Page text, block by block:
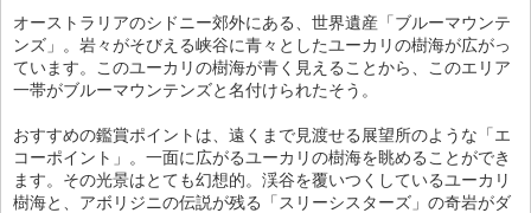
オーストラリアのシドニー郊外にある、世界遺産「ブルーマウンテ
ンズ」。岩々がそびえる峡谷に青々としたユーカリの樹海が広がっ
ています。このユーカリの樹海が青く見えることから、このエリア
一帯がブルーマウンテンズと名付けられたそう。
おすすめの鑑賞ポイントは、遠くまで見渡せる展望所のような「エ
コーポイント」。一面に広がるユーカリの樹海を眺めることができ
ます。その光景はとても幻想的。渓谷を覆いつくしているユーカリ
樹海と、アボリジニの伝説が残る「スリーシスターズ」の奇岩がダ